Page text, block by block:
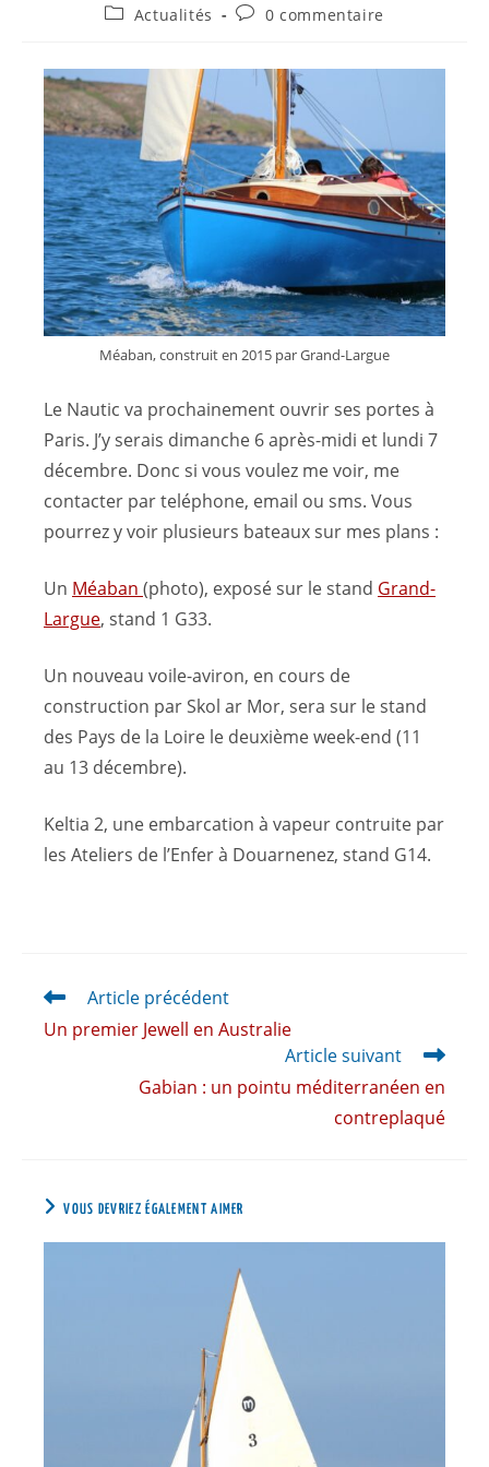
Actualités
0 commentaire
Méaban, construit en 2015 par Grand-Largue
Le Nautic va prochainement ouvrir ses portes à
Paris. J’y serais dimanche 6 après-midi et lundi 7
décembre. Donc si vous voulez me voir, me
contacter par teléphone, email ou sms. Vous
pourrez y voir plusieurs bateaux sur mes plans :
Un Méaban (photo), exposé sur le stand Grand-
Largue, stand 1 G33.
Un nouveau voile-aviron, en cours de
construction par Skol ar Mor, sera sur le stand
des Pays de la Loire le deuxième week-end (11
au 13 décembre).
Keltia 2, une embarcation à vapeur contruite par
les Ateliers de l’Enfer à Douarnenez, stand G14.
Article précédent
Un premier Jewell en Australie
Article suivant
Gabian : un pointu méditerranéen en
contreplaqué
VOUS DEVRIEZ ÉGALEMENT AIMER